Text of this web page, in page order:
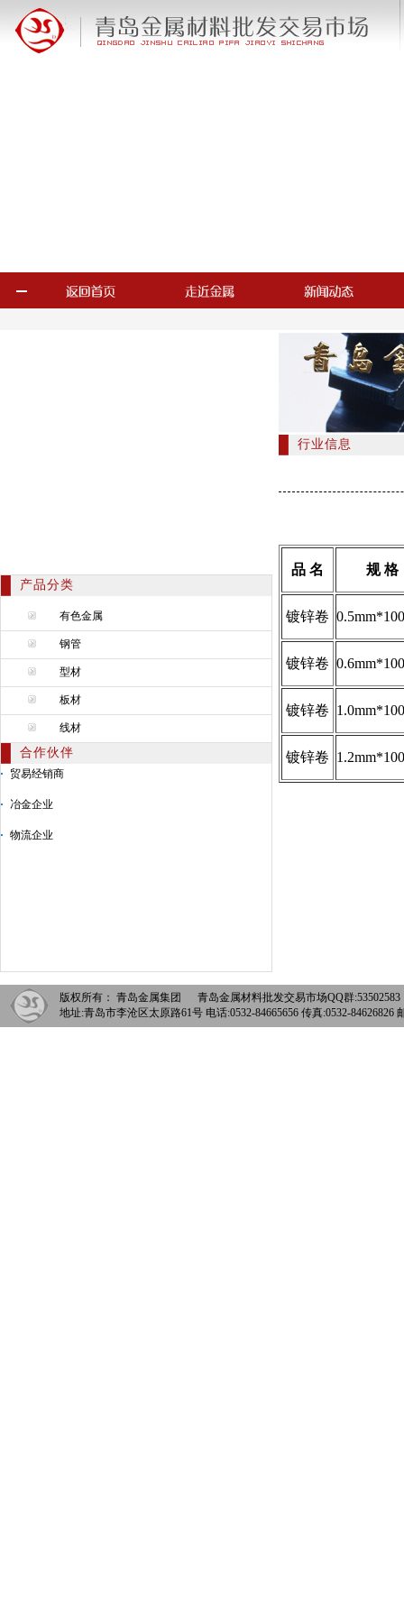
产品分类
有色金属
钢管
型材
板材
线材
合作伙伴
贸易经销商
冶金企业
物流企业
行业信息
品 名 规 格
镀锌卷
镀锌卷
镀锌卷
镀锌卷
版权所有： 青岛金属集团 青岛金属材料批发交易市场QQ群
地址:青岛市李沧区太原路61号 电话:0532-84665656 传真:0532-84626826